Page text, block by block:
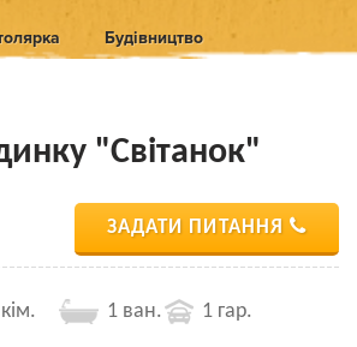
Будівництво
"Світанок"
ЗАДАТИ ПИТАННЯ
1 ван. 1 гар.